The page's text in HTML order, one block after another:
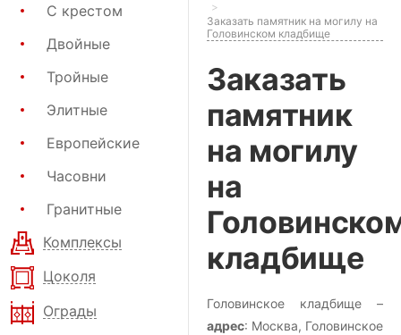
С крестом
Двойные
Тройные
Элитные
Европейские
Часовни
Гранитные
Комплексы
Цоколя
Ограды
Заказать памятник на могилу на
Головинском кладбище
Заказать
памятник
на могилу
на
кладбище
Головинское кладбище –
адрес: Москва, Головинское